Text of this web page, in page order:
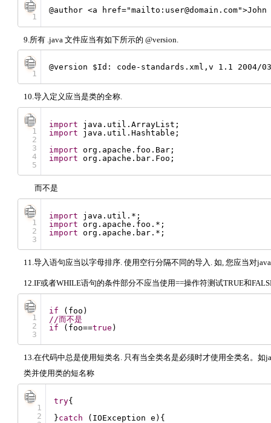
1
@author <a href="mailto:user@domain.com">John
9.所有 .java 文件应当有如下所示的 @version.
1
@version $Id: code-standards.xml,v 1.1 2004/
10.导入定义应当是类的全称.
1
2
3
4
5
import
java.util.ArrayList;
import
java.util.Hashtable;
import
org.apache.foo.Bar;
import
org.apache.bar.Foo;
而不是
1
2
3
import
java.util.*;
import
org.apache.foo.*;
import
org.apache.bar.*;
11.导入语句应当以字母排序. 使用空行分隔不同的导入. 如, 您应当对
12.IF或者WHILE语句的条件部分不应当使用==操作符测试TRUE和
1
2
3
if
(foo)
//而不是
if
(foo==true )
13.在代码中总是使用短类名. 只有当全类名是必须时才使用全类名。
类并使用类的短名称
1
2
try{
}catch
(IOException e){